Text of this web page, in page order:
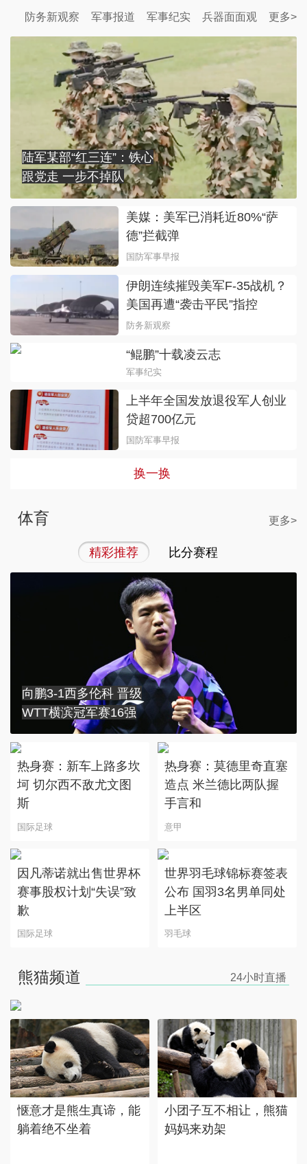
防务新观察 军事报道 军事纪实 兵器面面观 更多>
陆军某部“红三连”：铁心
跟党走 一步不掉队
美媒：美军已消耗近80%“萨
德”拦截弹
国防军事早报
伊朗连续摧毁美军F-35战机？
美国再遭“袭击平民”指控
防务新观察
“鲲鹏”十载凌云志
军事纪实
上半年全国发放退役军人创业
贷超700亿元
国防军事早报
换一换
体育 更多>
精彩推荐 比分赛程
向鹏3-1西多伦科 晋级
WTT横滨冠军赛16强
热身赛：新车上路多坎
坷 切尔西不敌尤文图
斯
国际足球
热身赛：莫德里奇直塞
造点 米兰德比两队握
手言和
意甲
因凡蒂诺就出售世界杯
赛事股权计划“失误”致
歉
国际足球
世界羽毛球锦标赛签表
公布 国羽3名男单同处
上半区
羽毛球
熊猫频道 24小时直播
【熊猫一刻】木架上安静
独处的“乔怡”
惬意才是熊生真谛，能
躺着绝不坐着
小团子互不相让，熊猫
妈妈来劝架